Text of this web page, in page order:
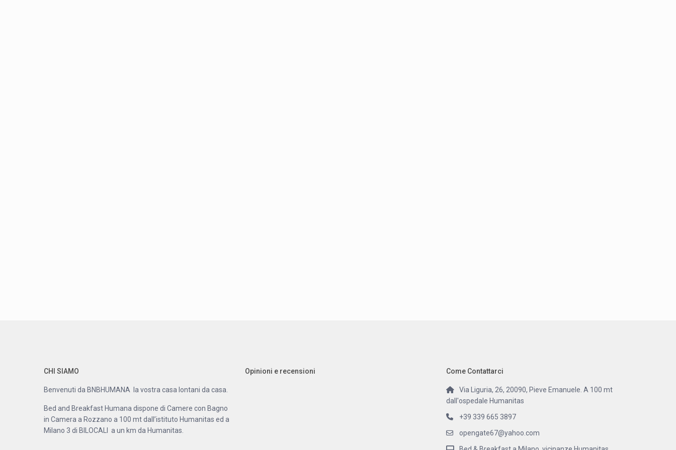
CHI SIAMO
Benvenuti da BNBHUMANA la vostra casa lontani da casa.
Bed and Breakfast Humana dispone di Camere con Bagno
in Camera a Rozzano a 100 mt dall’istituto Humanitas ed a
Milano 3 di BILOCALI a un km da Humanitas.
Opinioni e recensioni Come Contattarci
Via Liguria, 26, 20090, Pieve Emanuele. A 100 mt
dall'ospedale Humanitas
+39 339 665 3897
opengate67@yahoo.com